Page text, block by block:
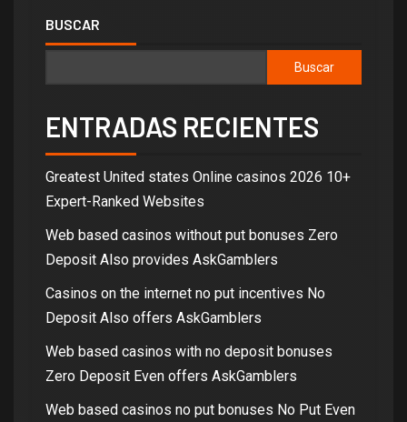
BUSCAR
Buscar
ENTRADAS RECIENTES
Greatest United states Online casinos 2026 10+
Expert-Ranked Websites
Web based casinos without put bonuses Zero
Deposit Also provides AskGamblers
Casinos on the internet no put incentives No
Deposit Also offers AskGamblers
Web based casinos with no deposit bonuses
Zero Deposit Even offers AskGamblers
Web based casinos no put bonuses No Put Even